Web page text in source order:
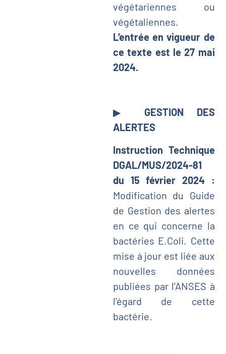
végétariennes ou
végétaliennes.
L’entrée en vigueur de
ce texte est le 27 mai
2024.
▶ GESTION DES
ALERTES
Instruction Technique
DGAL/MUS/2024-81
du 15 février 2024 :
Modification du Guide
de Gestion des alertes
en ce qui concerne la
bactéries E.Coli. Cette
mise à jour est liée aux
nouvelles données
publiées par l’ANSES à
l’égard de cette
bactérie.